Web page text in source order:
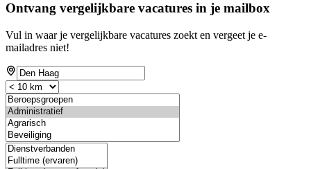
Ontvang vergelijkbare vacatures in je mailbox
Vul in waar je vergelijkbare vacatures zoekt en vergeet je e-
mailadres niet!